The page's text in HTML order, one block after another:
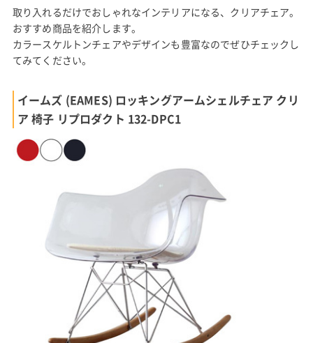
取り入れるだけでおしゃれなインテリアになる、クリアチェア。
おすすめ商品を紹介します。
カラースケルトンチェアやデザインも豊富なのでぜひチェックし
てみてください。
イームズ (EAMES) ロッキングアームシェルチェア クリ
ア 椅子 リプロダクト 132-DPC1